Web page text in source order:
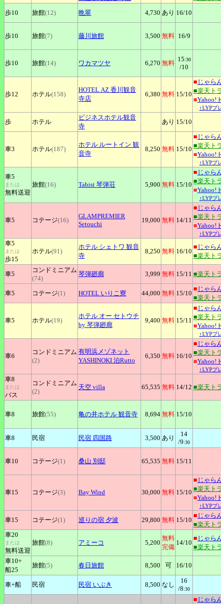
歩10
旅館(12) 晩翠 4,730 あり 16/10
歩10 旅館(7) 藤川旅館 3,500 無料 16/9
歩10 旅館(14) ワカマツヤ 6,270 無料
15:30
/10
歩12 ホテル(158)
HOTEL AZ 香川観音
寺店
6,380 無料 15/10
■ じゃら
■楽天ト
■Yahoo!
↑LYPプ
歩 ホテル
ビジネスホテル観音
寺
あり 15/10
車3 ホテル(187)
ホテル ルートイン 観
音寺
8,250 無料 15/10
■ じゃら
■楽天ト
■Yahoo!
↑LYPプ
車5
または
無料送迎
旅館(16) Tabist 琴弾荘 5,900 無料 15/10
■ じゃら
■楽天ト
■Yahoo!
↑LYPプ
車5 コテージ(16)
GLAMPREMIER
Setouchi
19,000 無料 14/11
■ じゃら
■楽天ト
■Yahoo!
↑LYPプ
車5
または
歩15
ホテル(91)
ホテル シェトワ 観音
寺
8,250 無料 16/10
■ じゃら
■楽天ト
車5
コンドミニアム
(74)
琴弾廻廊 3,999 無料 15/11 ■楽天ト
車5 コテージ(1) HOTEL いりこ寮 44,000 無料 15/10
■ じゃら
■楽天ト
車5 ホテル(19)
ホテル オー セトウチ
by 琴弾廻廊
9,400 無料 15/11
■ じゃら
■楽天ト
■Yahoo!
↑LYPプ
車6
コンドミニアム
(2)
有明浜メゾネット
YASHINOKI 泊Rutto
6,350 無料 16/10
■ じゃら
■楽天ト
■Yahoo!
↑LYPプ
車8
または
バス
コンドミニアム
(2)
天空 villa 65,535 無料 14/12 ■楽天ト
車8 旅館(55) 亀の井ホテル 観音寺 8,694 無料 15/10
車8 民宿 民宿 四国路 3,500 あり
14
/9:30
車10 コテージ(1) 桑山 別邸 65,535 無料 15/11
車15 コテージ(3) Bay Wind 30,000 無料 15/10
■ じゃら
■楽天ト
■Yahoo!
↑LYPプ
車15 コテージ(1) 巡りの宿 夕波 29,800 無料 15/10
■ じゃら
■楽天ト
車20
または
無料送迎
旅館(8) アミーコ 5,200
無料
完備
14/10
■ じゃら
■楽天ト
車10+
船25
旅館(5) 春日旅館 8,500 可 16/10
車+船 民宿 民宿 いぶき 8,500 なし
16
/8:30
■ じゃら